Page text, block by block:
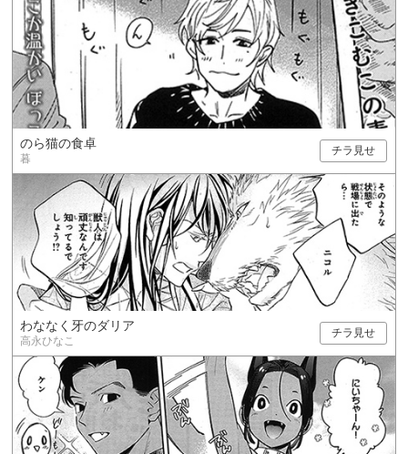
のら猫の食卓
暮
チラ見せ
わななく牙のダリア
高永ひなこ
チラ見せ